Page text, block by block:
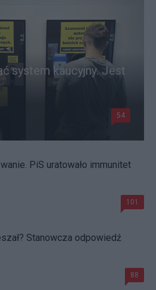
system kaucyjny. Jest
54
PiS uratowało immunitet
101
Stanowcza odpowiedź
88